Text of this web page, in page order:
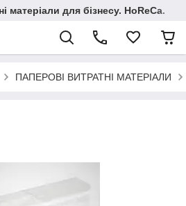
матеріали для бізнесу. HoReCa.
ПАПЕРОВІ ВИТРАТНІ МАТЕРІАЛИ